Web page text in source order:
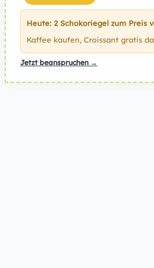
Heute: 2 Schokoriegel zum Preis
Kaffee kaufen, Croissant gratis
Jetzt beanspruchen →